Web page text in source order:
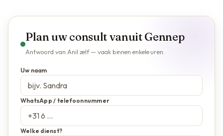
Plan uw consult vanuit Gennep
Antwoord van Anil zelf — vaak binnen enkele uren.
Uw naam
WhatsApp / telefoonnummer
Welke dienst?